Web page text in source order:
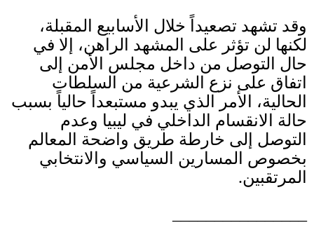
وقد تشهد تصعيداً خلال الأسابيع المقبلة،
لكنها لن تؤثر على المشهد الراهن، إلا في
حال التوصل من داخل مجلس الأمن إلى
اتفاق على نزع الشرعية من السلطات
الحالية، الأمر الذي يبدو مستبعداً حالياً بسبب
حالة الانقسام الداخلي في ليبيا وعدم
التوصل إلى خارطة طريق واضحة المعالم
بخصوص المسارين السياسي والانتخابي
المرتقبين.